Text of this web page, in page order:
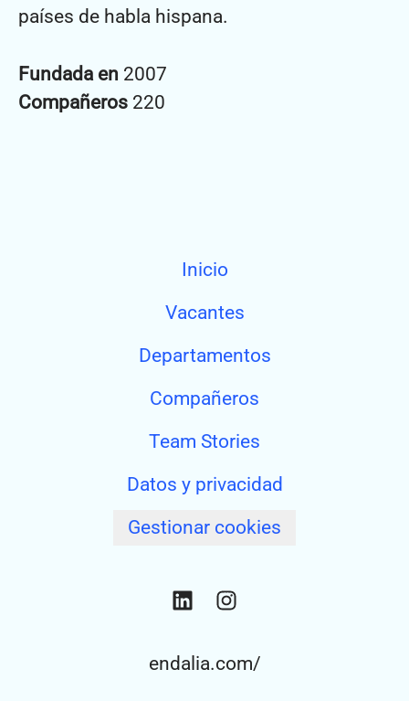
países de habla hispana.
Fundada en 2007
Compañeros 220
Inicio
Vacantes
Departamentos
Compañeros
Team Stories
Datos y privacidad
Gestionar cookies
endalia.com/